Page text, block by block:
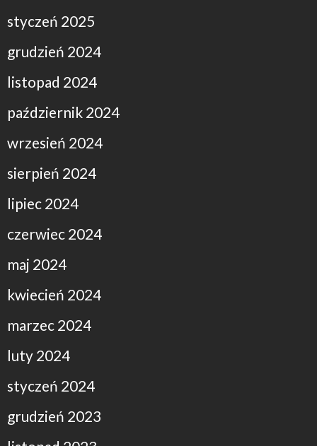
styczeń 2025
grudzień 2024
listopad 2024
październik 2024
wrzesień 2024
sierpień 2024
lipiec 2024
czerwiec 2024
maj 2024
kwiecień 2024
marzec 2024
luty 2024
styczeń 2024
grudzień 2023